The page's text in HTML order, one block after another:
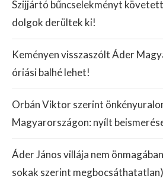
Szijjártó bűncselekményt
dolgok derültek ki!
Keményen visszaszólt Áder
óriási balhé lehet!
Orbán Viktor szerint
Magyarországon: nyílt
Áder János villája nem
sokak szerint